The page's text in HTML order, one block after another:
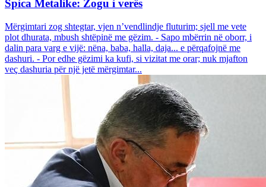
Spica Metalike: Zogu i verës
Mërgimtari zog shtegtar, vjen n’vendlindje fluturim; sjell me vete
plot dhurata, mbush shtëpinë me gëzim. - Sapo mbërrin në oborr, i
dalin para varg e vijë: nëna, baba, halla, daja... e përqafojnë me
dashuri. - Por edhe gëzimi ka kufi, si vizitat me orar; nuk mjafton
veç dashuria për një jetë mërgimtar...